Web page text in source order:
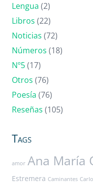
Lengua (2)
Libros (22)
Noticias (72)
Números (18)
Nº5(17)
Otros (76)
Poesía (76)
Reseñas (105)
Tags
amor Ana María
Estremera Caminantes